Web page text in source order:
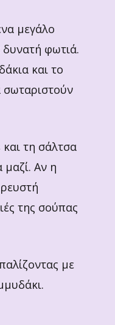
μεγάλο
δυνατή φωτιά.
και το
τη σάλτσα
μαζί. Αν η
της σούπας
με